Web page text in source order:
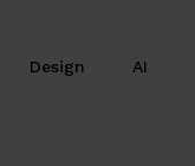
Design AI